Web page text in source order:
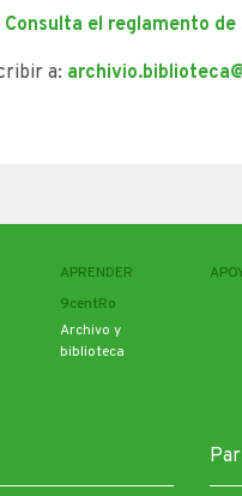
Consulta el reglamento
a:
APRENDER
9centRo
Archivo y
biblioteca